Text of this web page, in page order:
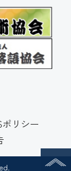
リシー